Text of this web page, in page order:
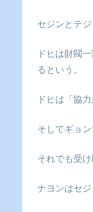
セジンとテ
ドヒは財閥
るという。
ドヒは「協
そしてギョ
それでも受け
ナヨンはセ